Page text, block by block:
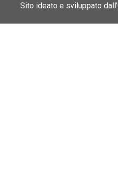
Sito ideato e sviluppato